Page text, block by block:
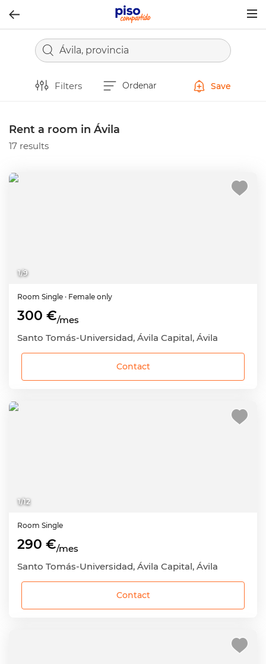
Ávila, provincia
Filters Ordenar Save
Rent a room in Ávila
17 results
1/9
Room Single · Female only
300 €/mes
Santo Tomás-Universidad, Ávila Capital, Ávila
Contact
1/12
Room Single
290 €/mes
Santo Tomás-Universidad, Ávila Capital, Ávila
Contact